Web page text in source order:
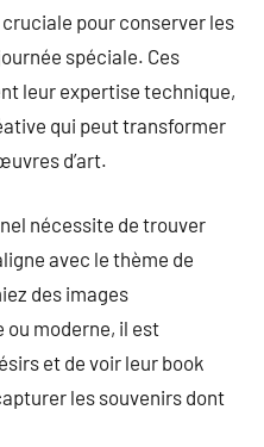
pour conserver les
spéciale. Ces
leur expertise technique,
qui peut transformer
d’art.
nécessite de trouver
avec le thème de
des images
moderne, il est
et de voir leur book
les souvenirs dont